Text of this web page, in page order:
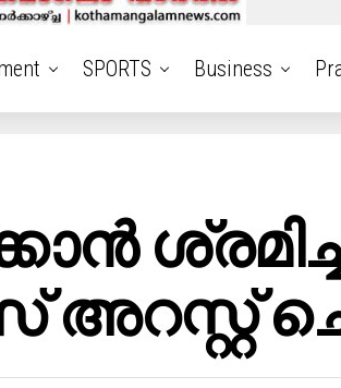
SPORTS Business
അറസ്റ്റ്